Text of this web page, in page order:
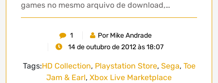
games no mesmo arquivo de download,…
1
Por Mike Andrade
14 de outubro de 2012 às 18:07
Tags:HD Collection, Playstation Store, Sega, Toe
Jam & Earl, Xbox Live Marketplace